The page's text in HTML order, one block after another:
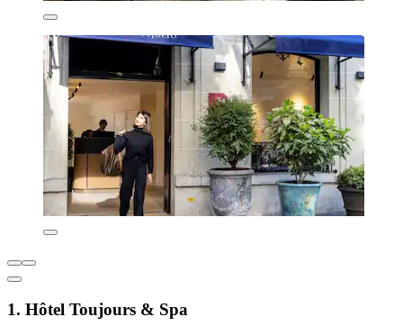
1. Hôtel Toujours & Spa